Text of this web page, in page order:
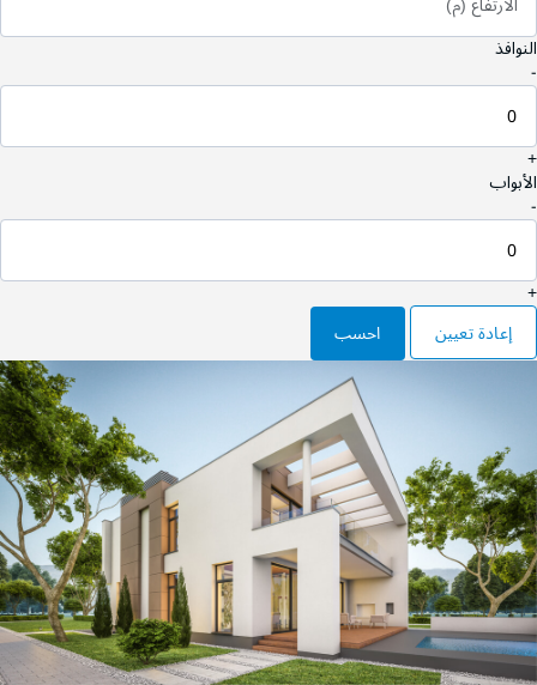
النوافذ
-
+
الأبواب
-
+
إعادة تعيين
احسب